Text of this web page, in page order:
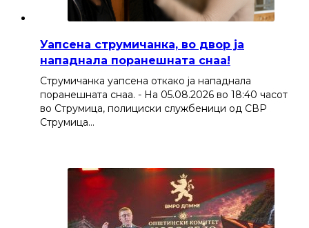
Уапсена струмичанка, во двор ја
нападнала поранешната снаа!
Струмичанка уапсена откако ја нападнала
поранешната снаа. - На 05.08.2026 во 18:40 часот
во Струмица, полициски службеници од СВР
Струмица…